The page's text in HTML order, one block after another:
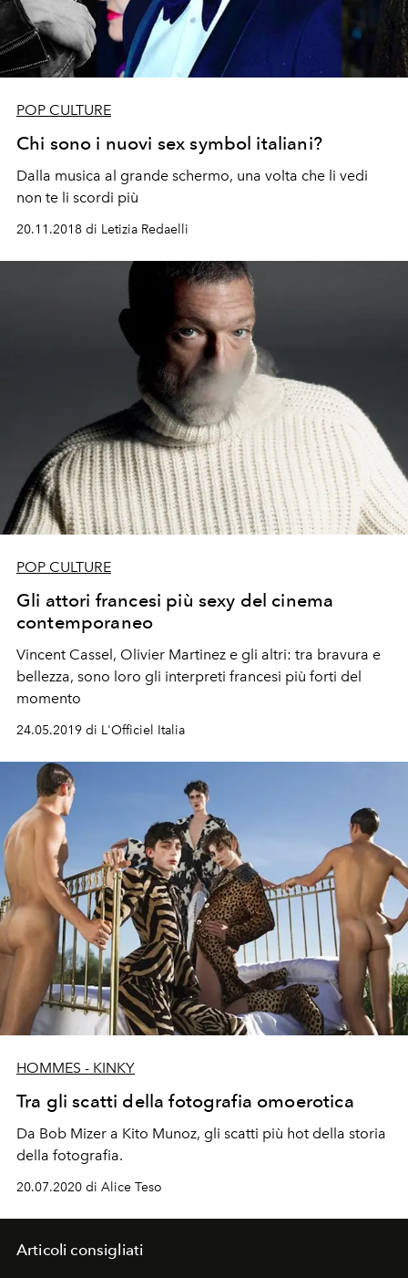
POP CULTURE
Chi sono i nuovi sex symbol italiani?
Dalla musica al grande schermo, una volta che li vedi
non te li scordi più
20.11.2018 di Letizia Redaelli
POP CULTURE
Gli attori francesi più sexy del cinema
contemporaneo
Vincent Cassel, Olivier Martinez e gli altri: tra bravura e
bellezza, sono loro gli interpreti francesi più forti del
momento
24.05.2019 di L'Officiel Italia
HOMMES - KINKY
Tra gli scatti della fotografia omoerotica
Da Bob Mizer a Kito Munoz, gli scatti più hot della storia
della fotografia.
20.07.2020 di Alice Teso
Articoli consigliati